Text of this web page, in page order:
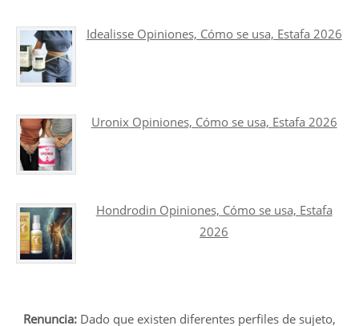
Idealisse Opiniones, Cómo se usa, Estafa 2026
Uronix Opiniones, Cómo se usa, Estafa 2026
Hondrodin Opiniones, Cómo se usa, Estafa
2026
Renuncia: Dado que existen diferentes perfiles de sujeto,